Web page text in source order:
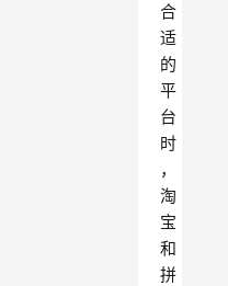
合
适
的
平
台
时
，
淘
宝
和
拼